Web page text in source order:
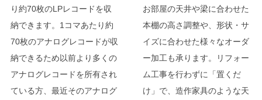
り約70枚のLPレコードを収
納できます。1コマあたり約
70枚のアナログレコードが収
納できるため以前より多くの
アナログレコードを所有され
ている方、最近そのアナログ
お部屋の天井や梁に合わせた
本棚の高さ調整や、形状・サ
イズに合わせた様々なオーダ
ー加工も承ります。リフォー
ム工事を行わずに「置くだ
け」で、造作家具のような天